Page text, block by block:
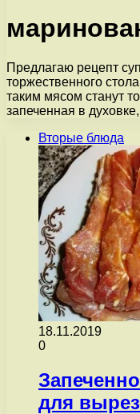
Предлагаю рецепт
торжественного
таким мясом станут
запеченная в
Вторые блюда
18.11.2019
0
для